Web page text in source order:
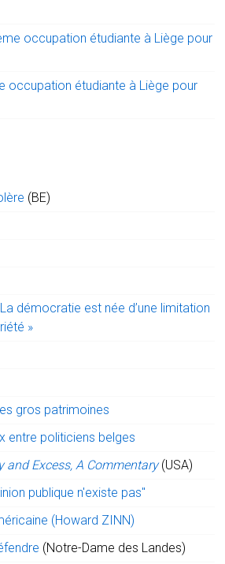
occupation étudiante à Liège pour
occupation étudiante à Liège pour
(BE)
démocratie est née d’une limitation
»
gros patrimoines
entre politiciens belges
and Excess, A Commentary (USA)
publique n'existe pas"
(Howard ZINN)
(Notre-Dame des Landes)